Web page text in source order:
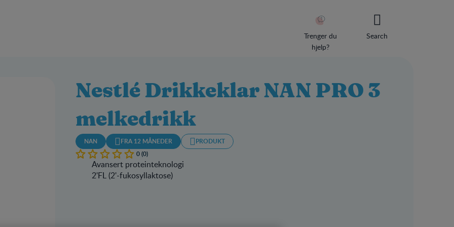
Trenger du
hjelp?
Search
Nestlé Drikkeklar NAN PRO 3
melkedrikk
NAN FRA 12 MÅNEDER
PRODUKT
0 (0)
Avansert proteinteknologi
2'FL (2'-fukosyllaktose)